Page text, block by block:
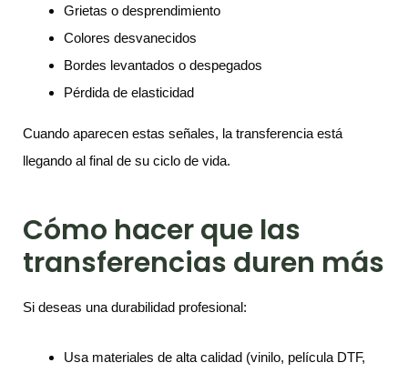
Grietas o desprendimiento
Colores desvanecidos
Bordes levantados o despegados
Pérdida de elasticidad
Cuando aparecen estas señales, la transferencia está
llegando al final de su ciclo de vida.
Cómo hacer que las
transferencias duren más
Si deseas una durabilidad profesional:
Usa materiales de alta calidad (vinilo, película DTF,